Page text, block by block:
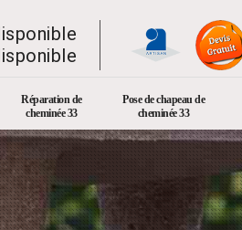
Réparation de
cheminée 33
Pose de chapeau de
cheminée 33